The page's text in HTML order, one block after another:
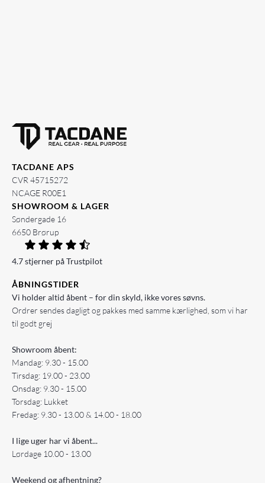
TACDANE APS
CVR 45715272
NCAGE R00E1
SHOWROOM & LAGER
Søndergade 16
6650 Brørup
4.7 stjerner på Trustpilot
ÅBNINGSTIDER
Vi holder altid åbent – for din skyld, ikke vores søvns.
Ordrer sendes dagligt og pakkes med samme kærlighed, som vi har
til godt grej
Showroom åbent:
Mandag: 9.30 - 15.00
Tirsdag: 19.00 - 23.00
Onsdag: 9.30 - 15.00
Torsdag: Lukket
Fredag: 9.30 - 13.00 & 14.00 - 18.00
I lige uger har vi åbent...
Lørdage 10.00 - 13.00
Weekend og afhentning?